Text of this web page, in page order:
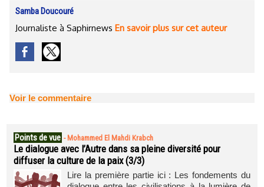
Samba Doucouré
Journaliste à Saphirnews En savoir plus sur cet auteur
Voir le commentaire
Points de vue - Mohammed El Mahdi Krabch
Le dialogue avec l’Autre dans sa pleine diversité pour
diffuser la culture de la paix (3/3)
Lire la première partie ici : Les fondements du